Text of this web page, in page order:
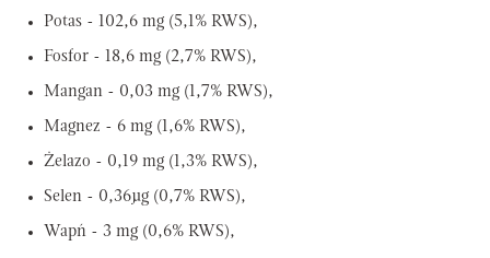
Potas - 102,6 mg (5,1% RWS),
Fosfor - 18,6 mg (2,7% RWS),
Mangan - 0,03 mg (1,7% RWS),
Magnez - 6 mg (1,6% RWS),
Żelazo - 0,19 mg (1,3% RWS),
Selen - 0,36µg (0,7% RWS),
Wapń - 3 mg (0,6% RWS),